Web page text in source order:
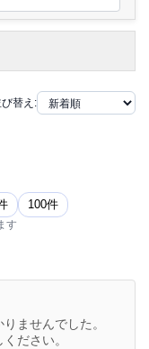
替え:
100件
す
ませんでした。
ださい。